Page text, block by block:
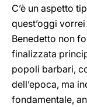
C’è un aspetto
quest’oggi
Benedetto non
finalizzata
popoli barbari,
dell’epoca, ma
fondamentale,